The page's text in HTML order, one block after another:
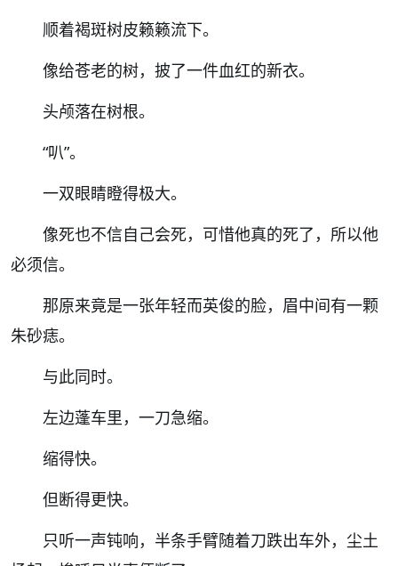
顺着褐斑树皮籁籁流下。
像给苍老的树，披了一件血红的新衣。
头颅落在树根。
“叭”。
一双眼睛瞪得极大。
像死也不信自己会死，可惜他真的死了，所以他
必须信。
那原来竟是一张年轻而英俊的脸，眉中间有一颗
朱砂痣。
与此同时。
左边蓬车里，一刀急缩。
缩得快。
但断得更快。
只听一声钝响，半条手臂随着刀跌出车外，尘土